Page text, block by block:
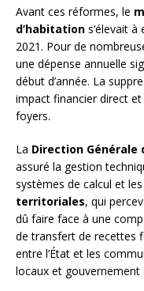
Avant ces réformes, le
d’habitation s’élevait
2021. Pour de
une dépense annuelle
début d’année. La
impact financier direct
foyers.
La Direction Générale
assuré la gestion
systèmes de calcul et
territoriales, qui
dû faire face à une
de transfert de recettes
entre l’État et les
locaux et gouvernement